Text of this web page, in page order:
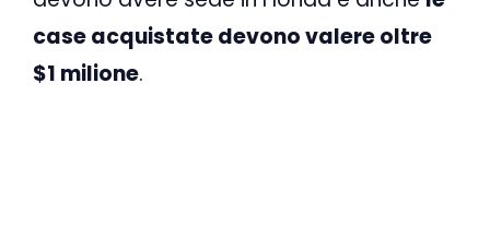
case acquistate devono valere oltre
$1 milione.